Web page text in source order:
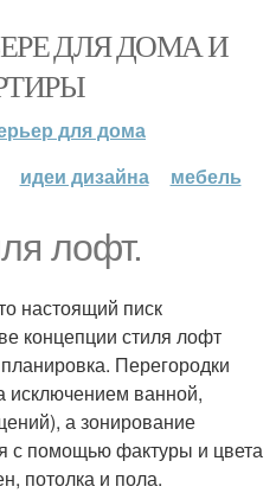
ДЛЯ ДОМА И
для дома
идеи дизайна мебель
лофт.
настоящий писк
концепции стиля лофт
Перегородки
исключением ванной,
а зонирование
с помощью фактуры и цвета
потолка и пола.